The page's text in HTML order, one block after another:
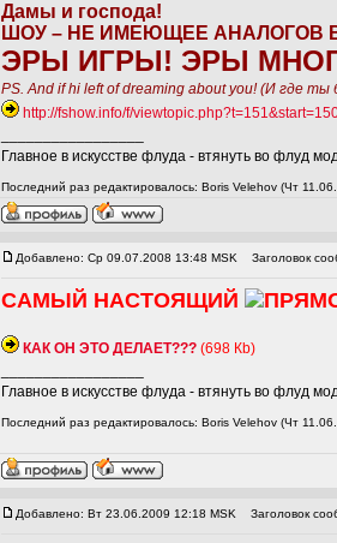
Дамы и господа!
ШОУ – НЕ ИМЕЮЩЕЕ АНАЛОГОВ
ЭРЫ ИГРЫ! ЭРЫ
PS. And if hi left of dreaming about you! (И где
http://fshow.info/f/
Главное в искусстве флуда - втянуть во флуд
Последний раз редактировалось: Boris Velehov (Чт
Добавлено: Ср 09.07.2008 13:48 MSK Заголовок
САМЫЙ НАСТОЯЩИЙ
КАК ОН ЭТО ДЕЛАЕТ??? (698 Кb)
Главное в искусстве флуда - втянуть во флуд
Последний раз редактировалось: Boris Velehov (Чт
Добавлено: Вт 23.06.2009 12:18 MSK Заголовок